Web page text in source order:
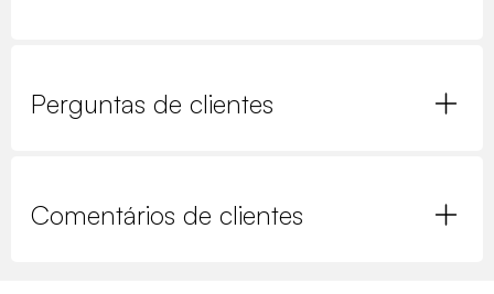
Perguntas de clientes
Comentários de clientes